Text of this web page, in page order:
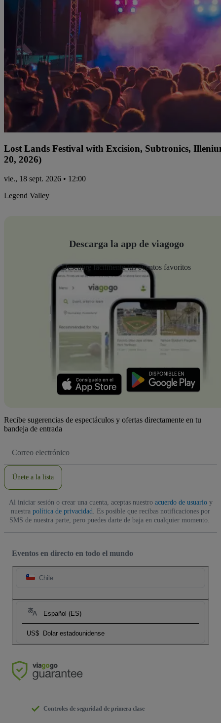
Lost Lands Festival with Excision, Subtronics,
20, 2026)
vie., 18 sept. 2026 • 12:00
Legend Valley
Descarga la app de viagogo
Descubre fácilmente tus eventos favoritos
Recibe sugerencias de espectáculos y ofertas directamente en tu
bandeja de entrada
de
Únete a la lista
Al iniciar sesión o crear una cuenta, aceptas nuestro acuerdo de usuarioy
nuestra política de privacidad
. Es posible que recibas notificaciones por
SMS de nuestra parte, pero puedes darte de baja en cualquier momento.
Eventos en directo en todo el mundo
Chile
Español (ES)
US$ Dolar estadounidense
Controles de seguridad de primera clase